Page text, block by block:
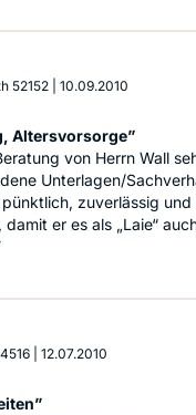
52152 10.09.2010
Altersvorsorge”
von Herrn Wall
Unterlagen/
zuverlässig
damit er es als „Laie“
12.07.2010